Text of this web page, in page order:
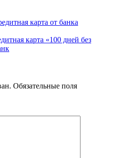
карта от банка
карта «100 дней без
Обязательные поля